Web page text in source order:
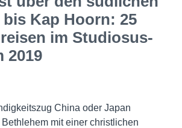
Kap Hoorn: 25
im Studiosus-
2019
China oder Japan
mit einer christlichen